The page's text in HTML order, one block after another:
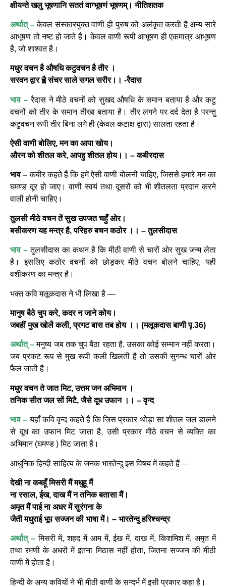
क्षीयन्ते खलु भूषणानि सततं वाग्भूषणं भूषणम्। नीतिशतक
अर्थात् –केवल संस्कारयुक्त वाणी ही पुरुष को अलंकृत करती है अन्य सारे
आभूषण तो नष्ट हो जाते हैं। केवल वाणी रूपी आभूषण ही एकमात्र आभूषण
है, जो शाश्वत है।
मधुर वचन है औषधि कटुवचन है तीर ।
सरवन द्वार ह्वै संचर साले सगल सरीर।। -रैदास
भाव –रैदास ने मीठे वचनों को सुखद औषधि के समान बताया है और कटु
वचनों को तीर के समान तीखा बताया है। तीर लगने पर दर्द देता है परन्तु
कटुवचन रूपी तीर बिना लगे ही (केवल कटाक्ष द्वारा) सालता रहता है।
ऐसी वाणी बोलिए, मन का आपा खोय।
औरन को शीतल करे, आपहु शीतल होय।। – कबीरदास
भाव – कबीर कहते हैं कि हमें ऐसी वाणी बोलनी चाहिए, जिससे हमारे मन का
घमण्ड दूर हो जाए। वाणी स्वयं तथा दूसरों को भी शीतलता प्रदान करने
वाली होनी चाहिए।
तुलसी मीठे वचन तें सुख उपजत चहुँ ओर।
बसीकरण यह मन्त्र है, परिहरु बचन कठोर ।। – तुलसीदास
भाव – तुलसीदास का कथन है कि मीठी वाणी से चारों ओर सुख जन्म लेता
है। इसलिए कठोर वचनों को छोड़कर मीठे वचन बोलने चाहिए, यही
वशीकरण का मन्त्र है।
भक्त कवि मलूकदास ने भी लिखा है —
मानुष बैठे चुप करे, कदर न जाने कोय।
जबहीं मुख खोलै कली, प्रगट बास तब होय ।। (मलूकदास बाणी पृ.36)
अर्थात् –मनुष्य जब तक चुप बैठा रहता है, उसका कोई सम्मान नहीं करता।
जब प्रकट रूप से मुख रूपी कली खिलती है तो उसकी सुगन्ध चारों ओर
फैल जाती है।
मधुर वचन ते जात मिट, उत्तम जन अभिमान ।
तनिक सीत जल सों मिटै, जैसे दूध उफान ।। – वृन्द
भाव – यहाँ कवि वृन्द कहते हैं कि जिस प्रकार थोड़ा सा शीतल जल डालने
से दूध का उफान मिट जाता है, उसी प्रकार मीठे वचन से व्यक्ति का
अभिमान (घमण्ड ) मिट जाता है।
आधुनिक हिन्दी साहित्य के जनक भारतेन्दु इस विषय में कहते हैं —
देखी ना कबहूँ मिसरी मैं मधुहू मैं
ना रसाल, ईख, दाख मैं न तनिक बतासा मैं।
अमृत मैं पाई ना अधर में सुरंगना के
जैती मधुराई भूप सज्जन की भाषा में। – भारतेन्दु हरिश्चन्द्र
अर्थात् –मिसरी में, शहद में आम में, ईख में, दाख में, किशमिश में, अमृत में
तथा रमणी के अधरों में इतना मिठास नहीं होता, जितना सज्जन की मीठी
वाणी में होता है।
हिन्दी के अन्य कवियों ने भी मीठी वाणी के सन्दर्भ में इसी प्रकार कहा है।